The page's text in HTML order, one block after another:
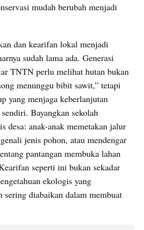
mudah berubah menjadi
dan kearifan lokal menjadi
sudah lama ada. Generasi
TNTN perlu melihat hutan bukan
menunggu bibit sawit,” tetapi
yang menjaga keberlanjutan
Bayangkan sekolah
desa: anak-anak memetakan jalur
jenis pohon, atau mendengar
pantangan membuka lahan
seperti ini bukan sekadar
ekologis yang
sering diabaikan dalam membuat